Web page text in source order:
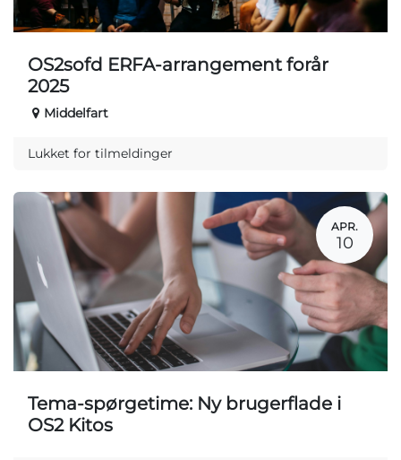
OS2sofd ERFA-arrangement forår
2025
Middelfart
Lukket for tilmeldinger
APR.
10
Tema-spørgetime: Ny brugerflade i
OS2 Kitos